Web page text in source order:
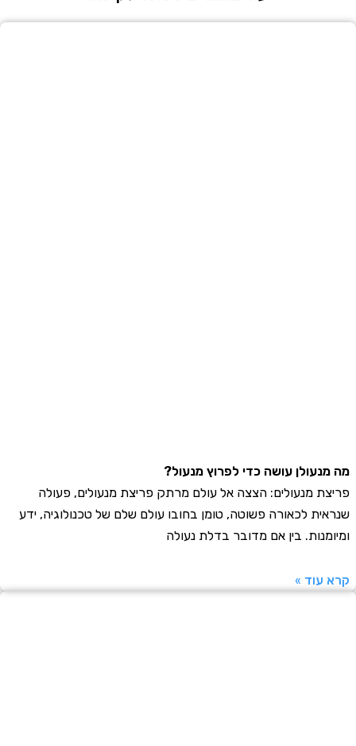
עושה כדי לפרוץ מנעול?
מנעולים: הצצה אל עולם מרתק פריצת מנעולים, פעולה
לכאורה פשוטה, טומן בחובו עולם שלם של טכנולוגיה, ידע
בין אם מדובר בדלת נעולה
»